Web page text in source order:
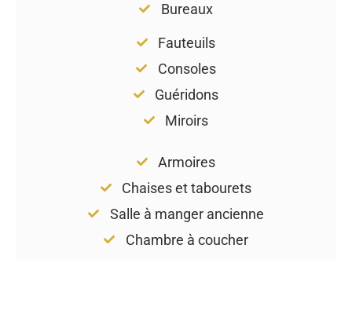
Bureaux
Fauteuils
Consoles
Guéridons
Miroirs
Armoires
Chaises et tabourets
Salle à manger ancienne
Chambre à coucher